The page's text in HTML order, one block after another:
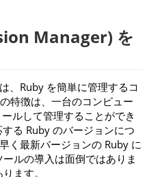
Manager) を
は、Ruby を簡単に管理するコ
特徴は、一台のコンピュー
ルして管理することができ
る Ruby のバージョンにつ
く最新バージョンの Ruby に
ルの導入は面倒ではありま
ます。